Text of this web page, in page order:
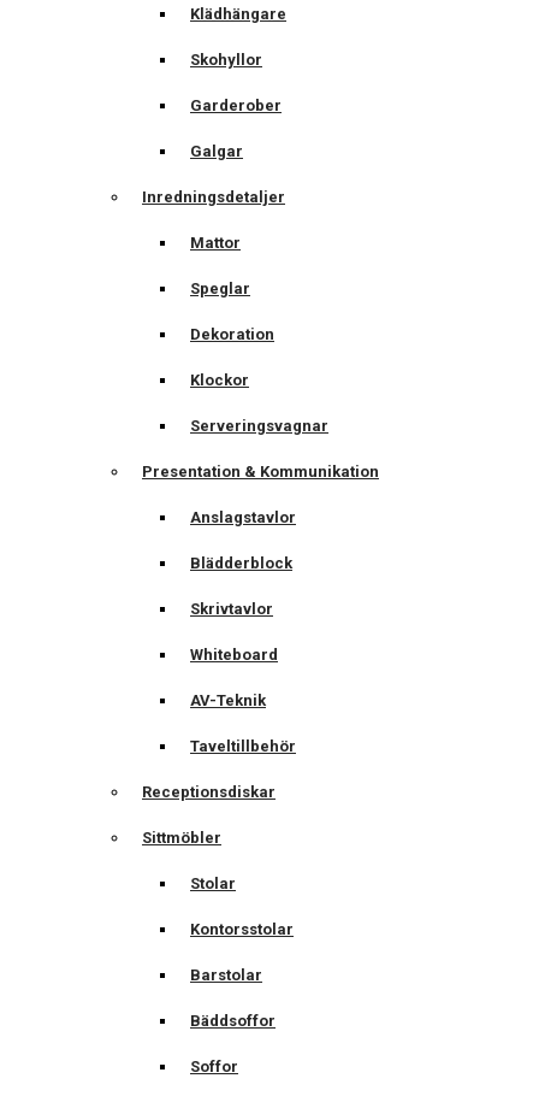
Klädhängare
Skohyllor
Garderober
Galgar
Inredningsdetaljer
Mattor
Speglar
Dekoration
Klockor
Serveringsvagnar
Presentation & Kommunikation
Anslagstavlor
Blädderblock
Skrivtavlor
Whiteboard
AV-Teknik
Taveltillbehör
Receptionsdiskar
Sittmöbler
Stolar
Kontorsstolar
Barstolar
Bäddsoffor
Soffor